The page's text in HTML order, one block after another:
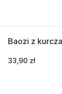
Baozi z
33,90 zł